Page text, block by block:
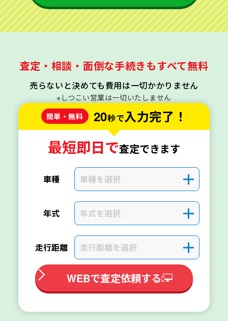
査定・相談・面倒な手続きもすべて無料
売らないと決めても費用は一切かかりません
※しつこい営業は一切いたしません
簡単・無料
20秒で入力完了！
最短即日で査定できます
車種 車種を選択 ＋
年式 年式を選択 ＋
走行距離 走行距離を選択 ＋
WEBで査定依頼する